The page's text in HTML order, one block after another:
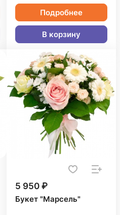
Подробнее
В корзину
5 950 ₽
Букет "Марсель"